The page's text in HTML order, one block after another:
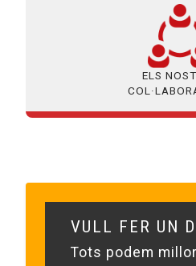
ELS
VULL FER UN
Tots podem